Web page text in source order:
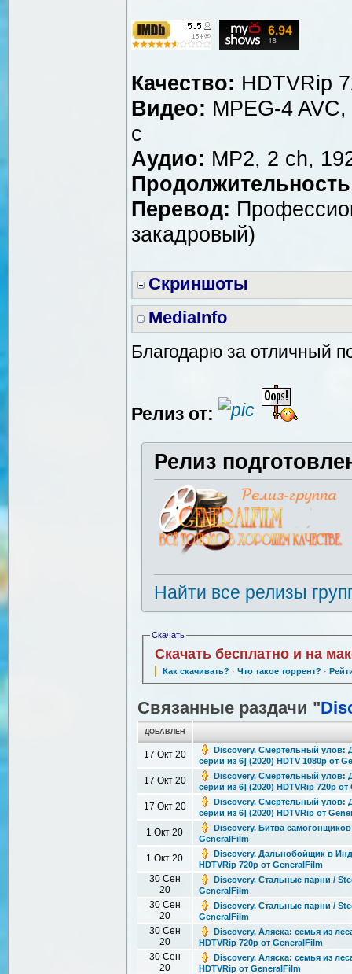
Качество: HDTVRip
Видео: MPEG-4
с
Аудио: MP2, 2 ch,
Перевод:
закадровый)
Скриншоты
MediaInfo
Благодарю за отличный
Релиз от:
Релиз
Найти все релизы
Скачать
Скачать бесплатно и на
Как скачивать? · Что такое торрент? ·
Связанные раздачи "
ДОБАВЛЕН
17 Окт 20
Discovery. Смертельный улов:
серии из 6] (2020) HDTV 1080p от
17 Окт 20
Discovery. Смертельный улов:
серии из 6] (2020) HDTVRip 720p
17 Окт 20
Discovery. Смертельный улов:
серии из 6] (2020) HDTVRip от
1 Окт 20
Discovery. Битва
GeneralFilm
1 Окт 20
Discovery. Дальнобойщик в
HDTVRip 720p от GeneralFilm
30 Сен
20
Discovery. Стальные парни /
GeneralFilm
30 Сен
20
Discovery. Стальные парни /
GeneralFilm
30 Сен
20
Discovery. Аляска: семья из
HDTVRip 720p от GeneralFilm
30 Сен
20
Discovery. Аляска: семья из
HDTVRip от GeneralFilm